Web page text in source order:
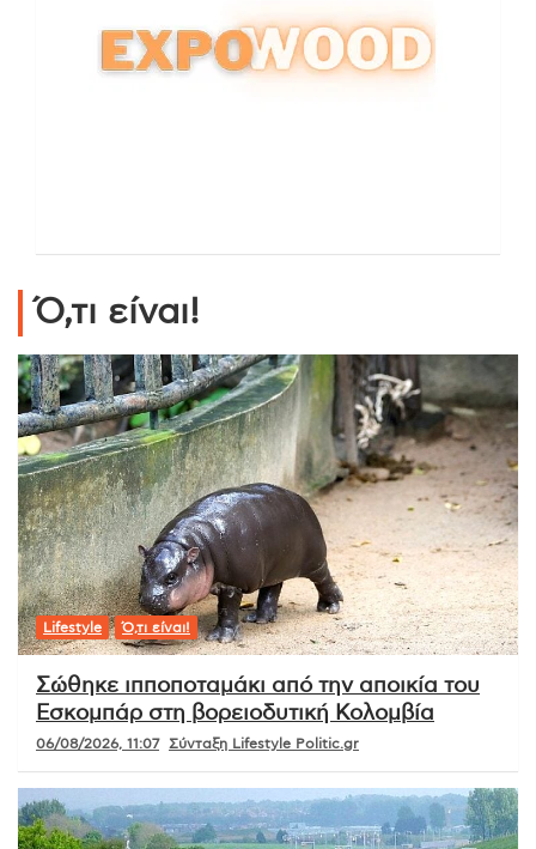
Ό,τι είναι!
Lifestyle Ό,τι είναι!
Σώθηκε ιπποποταμάκι από την αποικία του
Εσκομπάρ στη βορειοδυτική Κολομβία
06/08/2026, 11:07 Σύνταξη Lifestyle Politic.gr